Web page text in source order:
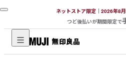
ネットストア限定｜2026年8
つど後払いが期間限定で
無